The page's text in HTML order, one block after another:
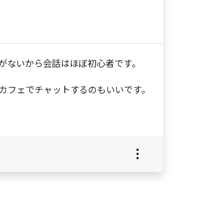
いから会話はほぼ初心者です。
ェでチャットするのもいいです。